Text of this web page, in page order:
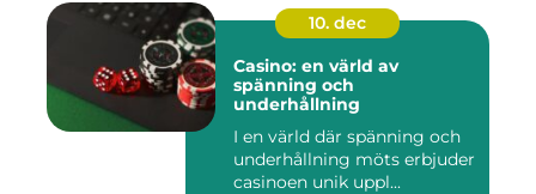
10. dec
Casino: en värld av
spänning och
underhållning
I en värld där spänning och
underhållning möts erbjuder
casinoen unik uppl...